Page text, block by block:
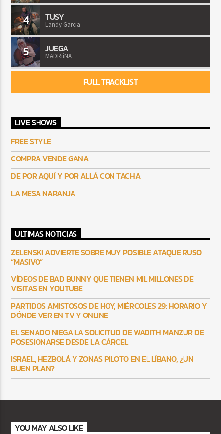
4 TUSY
Landy Garcia
5 JUEGA
MADRiiNA
FULL TRACKLIST
LIVE SHOWS
FREE STYLE
COMPRA VENDE GANA
DE POR AQUÍ Y POR ALLÁ CON TACHA
LA MESA NARANJA
ULTIMAS NOTICIAS
ZELENSKI ADVIERTE SOBRE MUY POSIBLE ATAQUE RUSO
“MASIVO”
VÍDEOS DE BAD BUNNY QUE TIENEN MIL MILLONES DE
VISITAS EN YOUTUBE
PARTIDOS AMISTOSOS DE HOY, MIÉRCOLES 29: HORARIO Y
DÓNDE VER EN TV Y ONLINE
EL SENADO NIEGA LA SOLICITUD DE WADITH MANZUR DE
POSESIONARSE DESDE LA CÁRCEL
ISRAEL, HEZBOLÁ Y ZONAS PILOTO EN EL LÍBANO, ¿UN
BUEN PLAN?
YOU MAY ALSO LIKE